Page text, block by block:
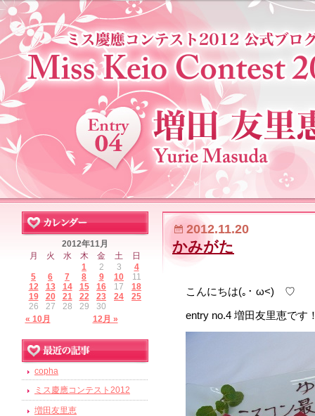
2012.11.20
かみがた
こんにちは(｡･ ω<)ゞ♡
entry no.4 増田友里恵です
2012年11月
月
火 水 木 金 土 日
« 10月 12月 »
1 2 3
4
5
6 7 8 9 10
11
12
13 14 15 16 17
18
19
20 21 22 23 24
25
26
27 28 29 30
copha
ミス慶應コンテスト2012
増田友里恵